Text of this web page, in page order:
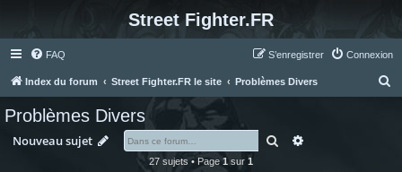
Street Fighter.FR
FAQ Connexion
S’enregistrer
Index du forum Street Fighter.FR le site Problèmes Divers
Problèmes Divers
Nouveau sujet Rechercher
27 sujets • Page 1 sur 1